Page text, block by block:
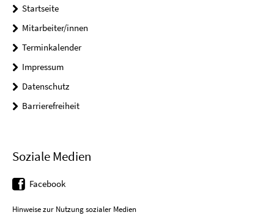
Startseite
Mitarbeiter/innen
Terminkalender
Impressum
Datenschutz
Barrierefreiheit
Soziale Medien
Facebook
Hinweise zur Nutzung sozialer Medien